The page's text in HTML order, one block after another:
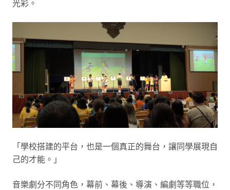
光彩。
「學校搭建的平台，也是一個真正的舞台，讓同學展現自
己的才能。」
音樂劇分不同角色，幕前、幕後、導演、編劇等等職位，